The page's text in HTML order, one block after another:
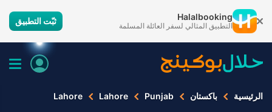
Halalbooking
التطبيق المثالي لسفر العائلة المسلمة ثبّت التطبيق
الرئيسية باكستان Punjab
Lahore
Lahore